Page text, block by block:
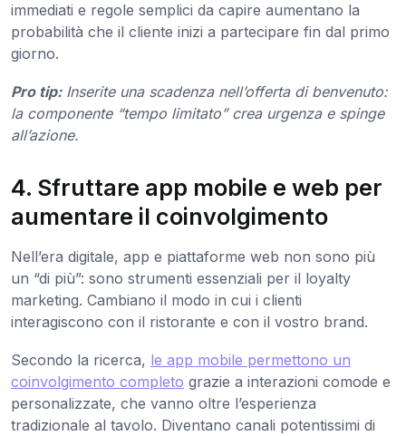
immediati e regole semplici da capire aumentano la
probabilità che il cliente inizi a partecipare fin dal primo
giorno.
Pro tip: Inserite una scadenza nell’offerta di benvenuto:
la componente “tempo limitato” crea urgenza e spinge
all’azione.
4. Sfruttare app mobile e web per
aumentare il coinvolgimento
Nell’era digitale, app e piattaforme web non sono più
un “di più”: sono strumenti essenziali per il loyalty
marketing. Cambiano il modo in cui i clienti
interagiscono con il ristorante e con il vostro brand.
Secondo la ricerca, le app mobile permettono un
coinvolgimento completo grazie a interazioni comode e
personalizzate, che vanno oltre l’esperienza
tradizionale al tavolo. Diventano canali potentissimi di